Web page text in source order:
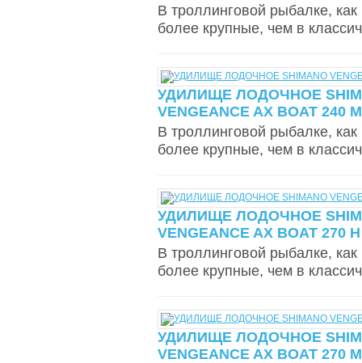
В троллинговой рыбалке,
более крупные, чем в
УДИЛИЩЕ ЛОДОЧНОЕ
VENGEANCE AX BOAT 240
В троллинговой рыбалке,
более крупные, чем в
УДИЛИЩЕ ЛОДОЧНОЕ
VENGEANCE AX BOAT 270
В троллинговой рыбалке,
более крупные, чем в
УДИЛИЩЕ ЛОДОЧНОЕ
VENGEANCE AX BOAT 270